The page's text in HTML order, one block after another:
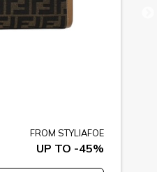
FROM STYLIAFOE
UP TO -45%